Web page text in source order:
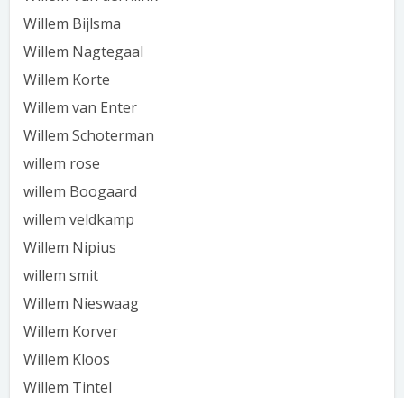
Willem Bijlsma
Willem Nagtegaal
Willem Korte
Willem van Enter
Willem Schoterman
willem rose
willem Boogaard
willem veldkamp
Willem Nipius
willem smit
Willem Nieswaag
Willem Korver
Willem Kloos
Willem Tintel